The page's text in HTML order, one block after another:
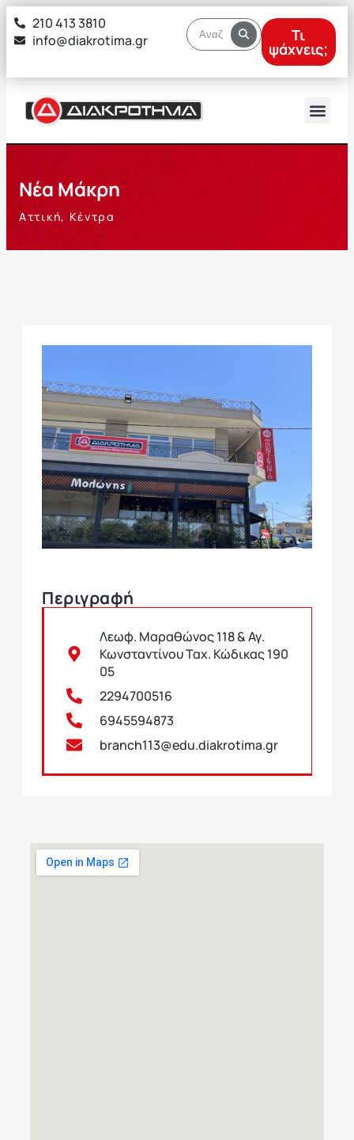
στο
περιεχόμενο
210 413 3810
info@diakrotima.gr
Τι
ψάχνεις;
Νέα Μάκρη
Αττική, Κέντρα
Περιγραφή
Λεωφ. Μαραθώνος 118 & Αγ.
Κωνσταντίνου Ταχ. Κώδικας 190
05
2294700516
6945594873
branch113@edu.diakrotima.gr